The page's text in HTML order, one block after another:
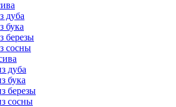
дуба
бука
березы
сосны
дуба
бука
березы
сосны